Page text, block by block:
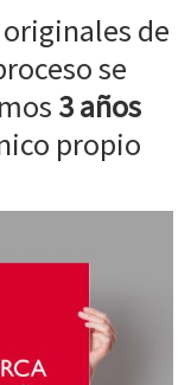
de
se
3 años
propio